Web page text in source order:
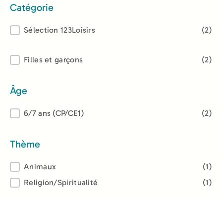
Catégorie
Catégorie
Sélection 123Loisirs (2)
Lectorat
Filles et garçons (2)
Âge
Âge6/7 ans (CP/CE1) (2)
Thème
Thème
Animaux
(1)
Religion/Spiritualité
(1)